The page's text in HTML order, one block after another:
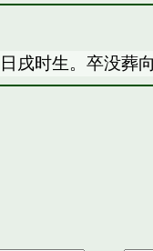
戌时生。卒没葬